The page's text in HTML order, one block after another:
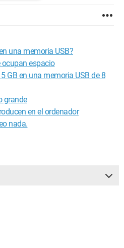
No tengo ninguna idea y no
este problema.
XP Firefox 3.0.5
una memoria USB?
espacio
GB en una memoria USB de 8
grande
en el ordenador
nada.